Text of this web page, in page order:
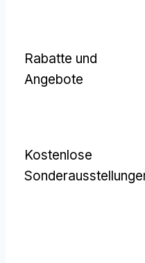
Rabatte und
Angebote
Kostenlose